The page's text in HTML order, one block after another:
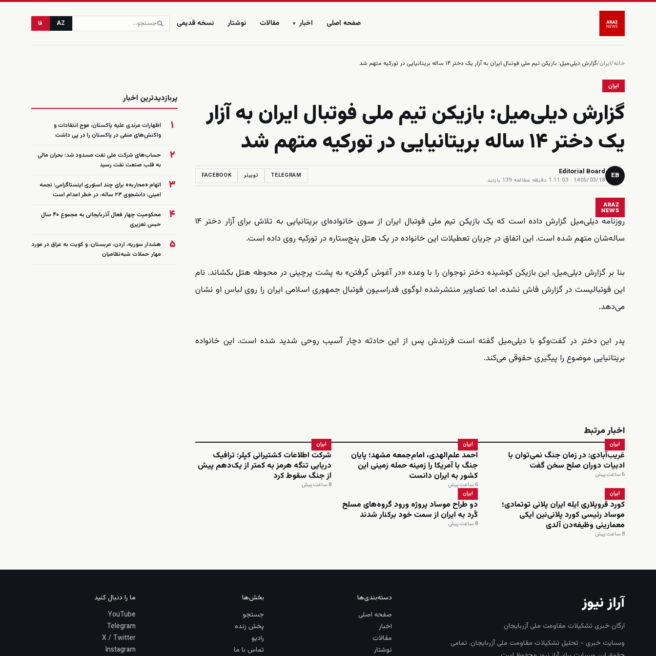
صفحه اصلی اخبار ▾ مقالات نوشتار نسخه قدیمی AZ فا
خانه/ایران/گزارش دیلی‌میل: بازیکن تیم ملی فوتبال ایران به آزار یک دختر ۱۴ ساله بریتانیایی در تورکیه متهم شد
ایران
گزارش دیلی‌میل: بازیکن تیم ملی فوتبال ایران به آزار
یک دختر ۱۴ ساله بریتانیایی در تورکیه متهم شد
EB
Editorial Board
1405/03/18 · 11:03
·1 دقیقه مطالعه ·139 بازدید
TELEGRAM توییتر FACEBOOK
ARAZ
NEWS
روزنامه دیلی‌میل گزارش داده است که یک بازیکن تیم ملی فوتبال ایران از سوی خانواده‌ای بریتانیایی به تلاش برای آزار دختر ۱۴
ساله‌شان متهم شده است. این اتفاق در جریان تعطیلات این خانواده در یک هتل پنج‌ستاره در تورکیه روی داده است.
بنا بر گزارش دیلی‌میل، این بازیکن کوشیده دختر نوجوان را با وعده «در آغوش گرفتن» به پشت پرچینی در محوطه هتل بکشاند. نام
این فوتبالیست در گزارش فاش نشده، اما تصاویر منتشرشده لوگوی فدراسیون فوتبال جمهوری اسلامی ایران را روی لباس او نشان
می‌دهد.
پدر این دختر در گفت‌وگو با دیلی‌میل گفته است فرزندش پس از این حادثه دچار آسیب روحی شدید شده است. این خانواده
بریتانیایی موضوع را پیگیری حقوقی می‌کند.
اخبار مرتبط
ایران
غریب‌آبادی: در زمان جنگ نمی‌توان با
ادبیات دوران صلح سخن گفت
6 ساعت پیش
ایران
احمد علم‌الهدی، امام‌جمعه مشهد؛ پایان
جنگ با آمریکا را زمینه حمله زمینی این
کشور به ایران دانست
6 ساعت پیش
ایران
شرکت اطلاعات کشتیرانی کپلر: ترافیک
دریایی تنگه هرمز به کمتر از یک‌دهم پیش
از جنگ سقوط کرد
8 ساعت پیش
ایران
کورد قروپلاری ایله ایران پلانی توتمادی؛
موساد رئیسی کورد پلانی‌نین ایکی
معمارینی وظیفه‌دن آلدی
8 ساعت پیش
ایران
دو طراح موساد پروژه ورود گروه‌های مسلح
کُرد به ایران از سمت خود برکنار شدند
8 ساعت پیش
پربازدیدترین اخبار
۱
اظهارات مرندی علیه پاکستان، موج انتقادات و
واکنش‌های منفی در پاکستان را در پی داشت
۲
حساب‌های شرکت ملی نفت مسدود شد؛ بحران مالی
به قلب صنعت نفت رسید
۳
اتهام «محاربه» برای چند استوری اینستاگرامی؛ نجمه
امینی، دانشجوی ۲۳ ساله، در خطر اعدام است
۴
محکومیت چهار فعال آذربایجانی به مجموع ۴۰ سال
حبس تعزیری
۵
هشدار سوریه، اردن، عربستان، و کویت به عراق در مورد
مهار حملات شبه‌نظامیان
آراز نیوز
ارگان خبری تشکیلات مقاومت ملی آزربایجان
وبسایت خبری - تحلیل تشکیلات مقاومت ملی آزربایجان. تمامی
دسته‌بندی‌ها
صفحه اصلی
اخبار
مقالات
نوشتار
بخش‌ها
جستجو
پخش زنده
رادیو
تماس با ما
ما را دنبال کنید
YouTube
Telegram
X / Twitter
Instagram